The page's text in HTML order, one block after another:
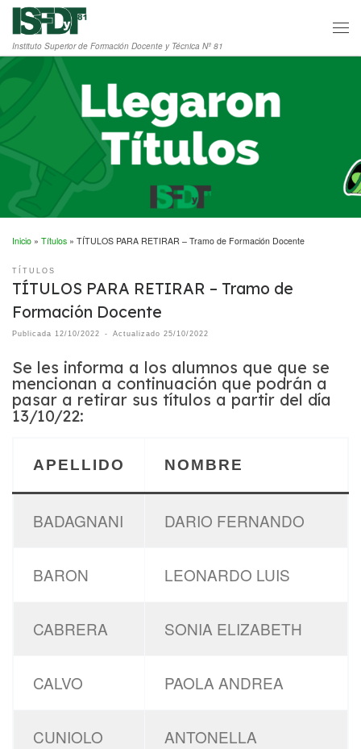
Saltar al contenido
Instituto Superior de Formación Docente y Técnica Nº 81
Inicio » Títulos » TÍTULOS PARA RETIRAR – Tramo de Formación Docente
TÍTULOS
TÍTULOS PARA RETIRAR – Tramo de
Formación Docente
Publicada 12/10/2022 - Actualizado 25/10/2022
Se les informa a los alumnos que que se
mencionan a continuación que podrán a
pasar a retirar sus títulos a partir del día
13/10/22:
APELLIDO NOMBRE
BADAGNANI DARIO FERNANDO
BARON LEONARDO LUIS
CABRERA SONIA ELIZABETH
CALVO PAOLA ANDREA
CUNIOLO ANTONELLA